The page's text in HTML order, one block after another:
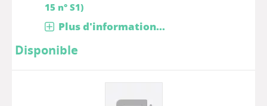
15 n° S1)
Plus d'information...
Disponible